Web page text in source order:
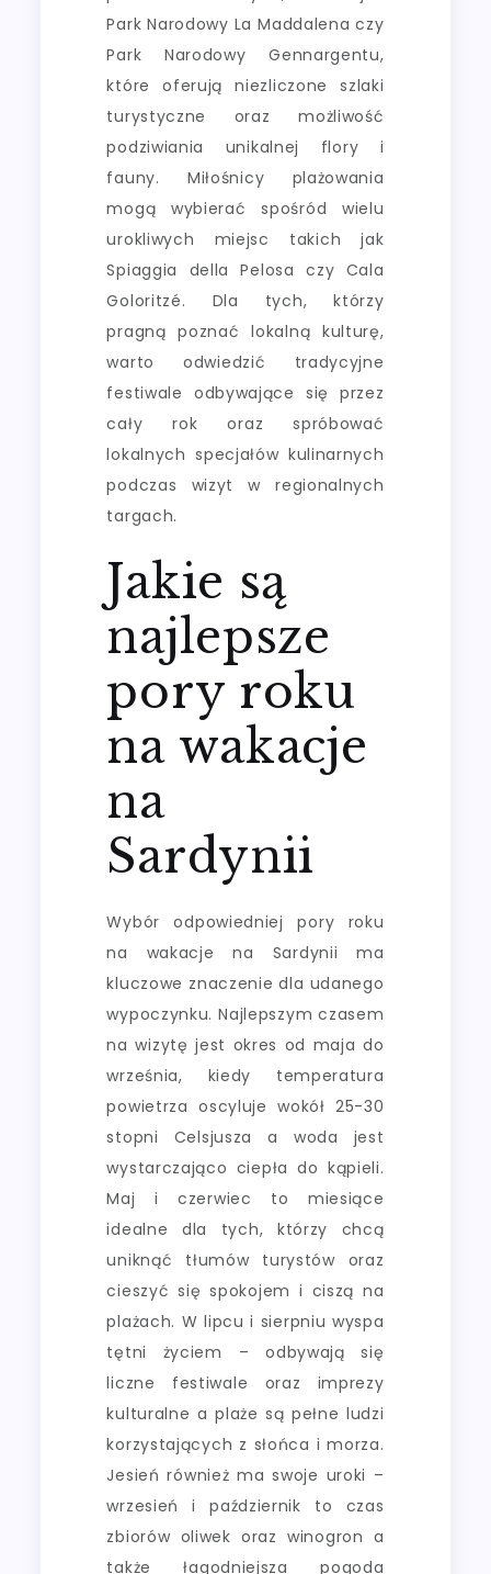
Park Narodowy La Maddalena czy
Park Narodowy Gennargentu,
które oferują niezliczone szlaki
turystyczne oraz możliwość
podziwiania unikalnej flory i
fauny. Miłośnicy plażowania
mogą wybierać spośród wielu
urokliwych miejsc takich jak
Spiaggia della Pelosa czy Cala
Goloritzé. Dla tych, którzy
pragną poznać lokalną kulturę,
warto odwiedzić tradycyjne
festiwale odbywające się przez
cały rok oraz spróbować
lokalnych specjałów kulinarnych
podczas wizyt w regionalnych
targach.
Jakie są
najlepsze
pory roku
na wakacje
na
Sardynii
Wybór odpowiedniej pory roku
na wakacje na Sardynii ma
kluczowe znaczenie dla udanego
wypoczynku. Najlepszym czasem
na wizytę jest okres od maja do
września, kiedy temperatura
powietrza oscyluje wokół 25-30
stopni Celsjusza a woda jest
wystarczająco ciepła do kąpieli.
Maj i czerwiec to miesiące
idealne dla tych, którzy chcą
uniknąć tłumów turystów oraz
cieszyć się spokojem i ciszą na
plażach. W lipcu i sierpniu wyspa
tętni życiem – odbywają się
liczne festiwale oraz imprezy
kulturalne a plaże są pełne ludzi
korzystających z słońca i morza.
Jesień również ma swoje uroki –
wrzesień i październik to czas
zbiorów oliwek oraz winogron a
także łagodniejsza pogoda